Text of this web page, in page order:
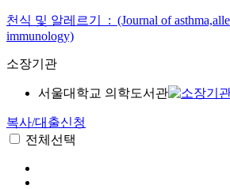
천식 및 알레르기 : (Journal of
immunology)
소장기관
서울대학교 의학도서관
복사/대출신청
전체선택